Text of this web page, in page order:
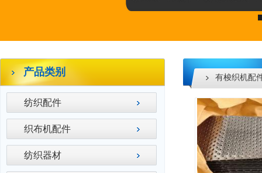
产品类别
纺织配件
织布机配件
纺织器材
有梭织机配